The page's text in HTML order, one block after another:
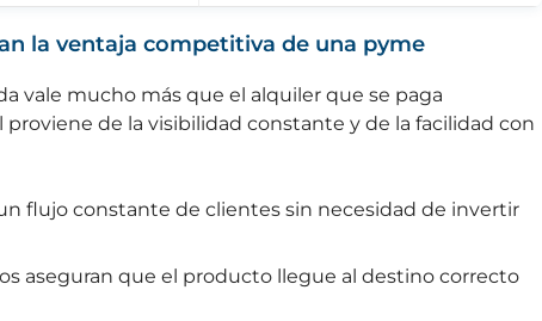
la ventaja competitiva de una pyme
vale mucho más que el alquiler que se paga
de la visibilidad constante y de la facilidad con
flujo constante de clientes sin necesidad de invertir
aseguran que el producto llegue al destino correcto